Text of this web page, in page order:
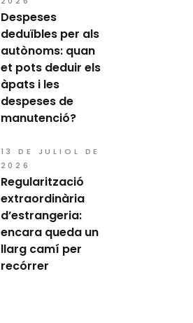
Despeses
deduïbles per als
autònoms: quan
et pots deduir els
àpats i les
despeses de
manutenció?
13 DE JULIOL DE
2026
Regularització
extraordinària
d’estrangeria:
encara queda un
llarg camí per
recórrer